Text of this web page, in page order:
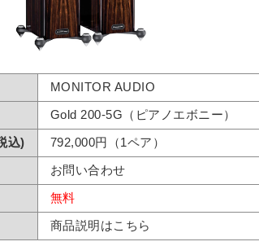
MONITOR AUDIO
Gold 200-5G（ピアノエボニー）
込)
792,000円（1ペア）
お問い合わせ
無料
商品説明はこちら